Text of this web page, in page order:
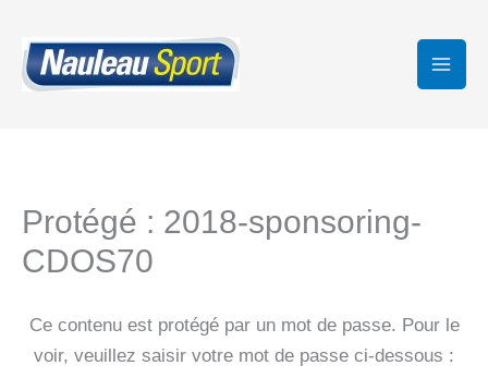
contenu
Protégé : 2018-sponsoring-
CDOS70
Ce contenu est protégé par un mot de passe. Pour le
voir, veuillez saisir votre mot de passe ci-dessous :